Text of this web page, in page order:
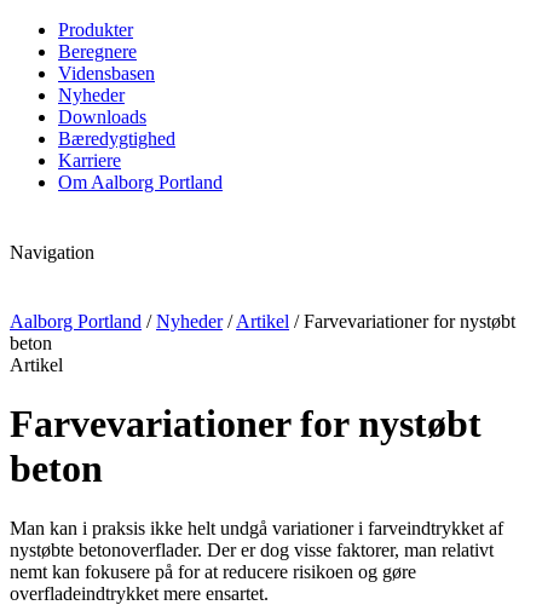
Produkter
Beregnere
Vidensbasen
Nyheder
Downloads
Bæredygtighed
Karriere
Om Aalborg Portland
Navigation
Aalborg Portland /Nyheder/Artikel /Farvevariationer for nystøbt
beton
Artikel
Farvevariationer for nystøbt
beton
Man kan i praksis ikke helt undgå variationer i farveindtrykket af
nystøbte betonoverflader. Der er dog visse faktorer, man relativt
nemt kan fokusere på for at reducere risikoen og gøre
overfladeindtrykket mere ensartet.